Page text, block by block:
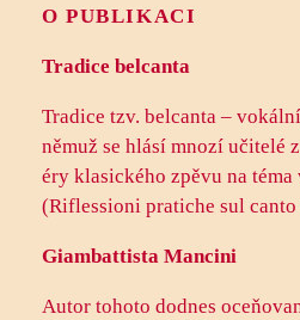
O PUBLIKACI
Tradice belcanta
Tradice tzv. belcanta –
němuž se hlásí mnozí učitelé
éry klasického zpěvu na
(Riflessioni pratiche sul
Giambattista Mancini
Autor tohoto dodnes